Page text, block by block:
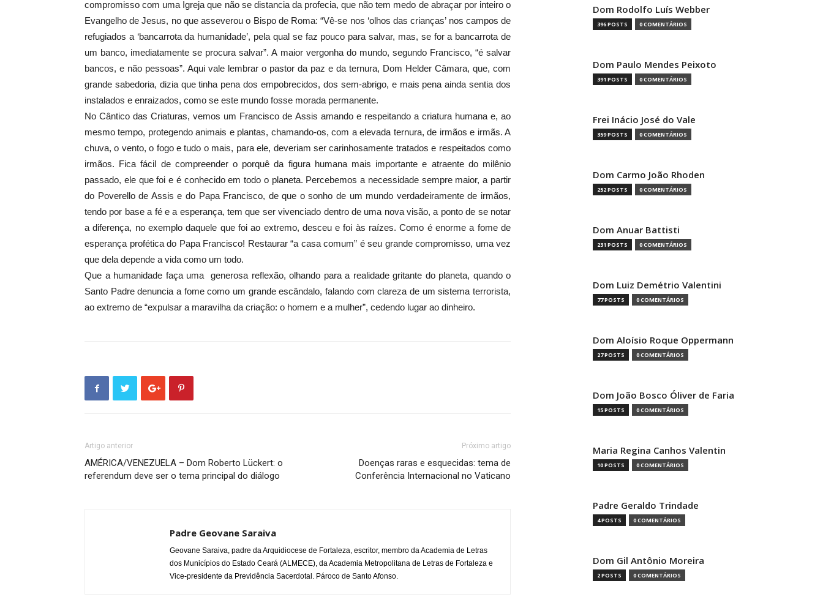
compromisso com uma Igreja que não se distancia da profecia, que não tem medo de abraçar por inteiro o
Evangelho de Jesus, no que asseverou o Bispo de Roma: “Vê-se nos ‘olhos das crianças’ nos campos de
refugiados a ‘bancarrota da humanidade’, pela qual se faz pouco para salvar, mas, se for a bancarrota de
um banco, imediatamente se procura salvar”. A maior vergonha do mundo, segundo Francisco, “é salvar
bancos, e não pessoas”. Aqui vale lembrar o pastor da paz e da ternura, Dom Helder Câmara, que, com
grande sabedoria, dizia que tinha pena dos empobrecidos, dos sem-abrigo, e mais pena ainda sentia dos
instalados e enraizados, como se este mundo fosse morada permanente.
No Cântico das Criaturas, vemos um Francisco de Assis amando e respeitando a criatura humana e, ao
mesmo tempo, protegendo animais e plantas, chamando-os, com a elevada ternura, de irmãos e irmãs. A
chuva, o vento, o fogo e tudo o mais, para ele, deveriam ser carinhosamente tratados e respeitados como
irmãos. Fica fácil de compreender o porquê da figura humana mais importante e atraente do milênio
passado, ele que foi e é conhecido em todo o planeta. Percebemos a necessidade sempre maior, a partir
do Poverello de Assis e do Papa Francisco, de que o sonho de um mundo verdadeiramente de irmãos,
tendo por base a fé e a esperança, tem que ser vivenciado dentro de uma nova visão, a ponto de se notar
a diferença, no exemplo daquele que foi ao extremo, desceu e foi às raízes. Como é enorme a fome de
esperança profética do Papa Francisco! Restaurar “a casa comum” é seu grande compromisso, uma vez
que dela depende a vida como um todo.
Que a humanidade faça uma generosa reflexão, olhando para a realidade gritante do planeta, quando o
Santo Padre denuncia a fome como um grande escândalo, falando com clareza de um sistema terrorista,
ao extremo de “expulsar a maravilha da criação: o homem e a mulher”, cedendo lugar ao dinheiro.
Artigo anterior
AMÉRICA/VENEZUELA – Dom Roberto Lückert: o
referendum deve ser o tema principal do diálogo
Próximo artigo
Doenças raras e esquecidas: tema de
Conferência Internacional no Vaticano
Padre Geovane Saraiva
Geovane Saraiva, padre da Arquidiocese de Fortaleza, escritor, membro da Academia de Letras
dos Municípios do Estado Ceará (ALMECE), da Academia Metropolitana de Letras de Fortaleza e
Vice-presidente da Previdência Sacerdotal. Pároco de Santo Afonso.
Dom Rodolfo Luís Webber
396 POSTS 0 COMENTÁRIOS
Dom Paulo Mendes Peixoto
391 POSTS 0 COMENTÁRIOS
Frei Inácio José do Vale
359 POSTS 0 COMENTÁRIOS
Dom Carmo João Rhoden
252 POSTS 0 COMENTÁRIOS
Dom Anuar Battisti
231 POSTS 0 COMENTÁRIOS
Dom Luiz Demétrio Valentini
77 POSTS 0 COMENTÁRIOS
Dom Aloísio Roque Oppermann
27 POSTS 0 COMENTÁRIOS
Dom João Bosco Óliver de Faria
15 POSTS 0 COMENTÁRIOS
Maria Regina Canhos Valentin
10 POSTS 0 COMENTÁRIOS
Padre Geraldo Trindade
4 POSTS 0 COMENTÁRIOS
Dom Gil Antônio Moreira
2 POSTS 0 COMENTÁRIOS